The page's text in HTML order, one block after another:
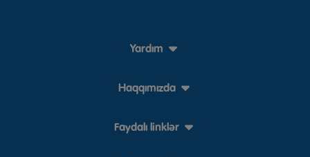
Yardım
Haqqımızda
Faydalı linklər